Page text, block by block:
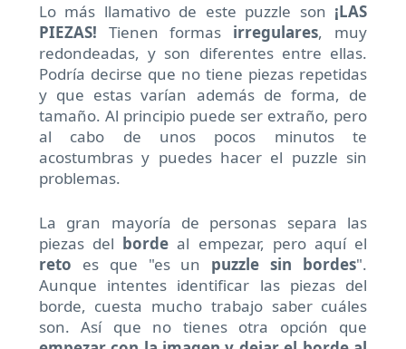
Lo más llamativo de este puzzle son ¡LAS
PIEZAS! Tienen formas irregulares, muy
redondeadas, y son diferentes entre ellas.
Podría decirse que no tiene piezas repetidas
y que estas varían además de forma, de
tamaño. Al principio puede ser extraño, pero
al cabo de unos pocos minutos te
acostumbras y puedes hacer el puzzle sin
problemas.
La gran mayoría de personas separa las
piezas del borde al empezar, pero aquí el
reto es que "es un puzzle sin bordes".
Aunque intentes identificar las piezas del
borde, cuesta mucho trabajo saber cuáles
son. Así que no tienes otra opción que